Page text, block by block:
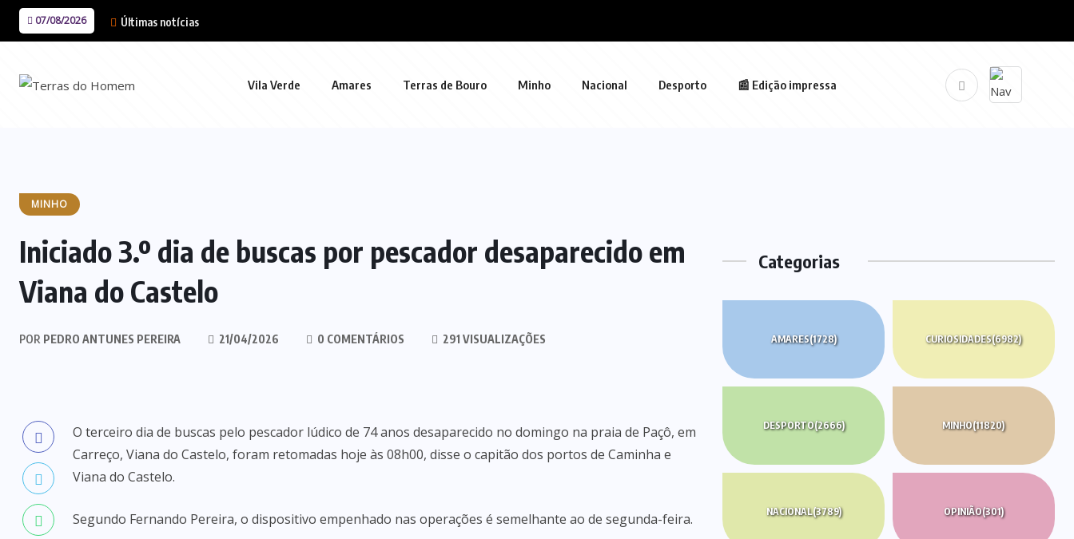
07/08/2026 Últimas notícias
Vila Verde Amares Terras de Bouro Minho Nacional Desporto 📰 Edição impressa
MINHO
Iniciado 3.º dia de buscas por pescador desaparecido em
Viana do Castelo
POR PEDRO ANTUNES PEREIRA 21/04/2026 0 COMENTÁRIOS 291 VISUALIZAÇÕES
O terceiro dia de buscas pelo pescador lúdico de 74 anos desaparecido no domingo na praia de Paçô, em
Carreço, Viana do Castelo, foram retomadas hoje às 08h00, disse o capitão dos portos de Caminha e
Viana do Castelo.
Segundo Fernando Pereira, o dispositivo empenhado nas operações é semelhante ao de segunda-feira.
Categorias
AMARES(1728) CURIOSIDADES(6982)
DESPORTO(2666) MINHO(11820)
NACIONAL(3789) OPINIÃO(301)